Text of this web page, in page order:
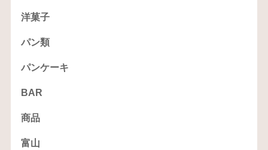
洋菓子
パン類
パンケーキ
BAR
商品
富山